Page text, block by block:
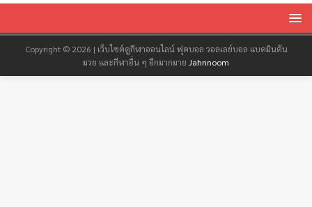
Copyright © 2026 | เว็บไซต์ดูกีฬาออนไลน์ ฟุตบอล วอลเลย์บอล แบดมินตัน
มวย และกีฬาอื่น ๆ อีกมากมาย Jahnnoom